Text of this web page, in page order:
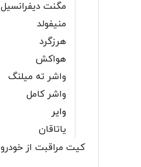
مگنت دیفرانسیل
منیفولد
هرزگرد
هواکش
واشر ته میلنگ
واشر کامل
وایر
یاتاقان
کیت مراقبت از خودرو